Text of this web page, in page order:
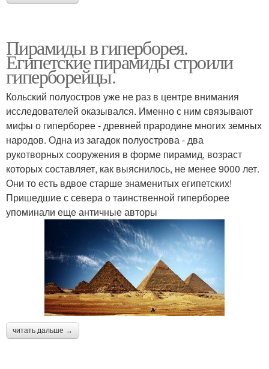
Пирамиды в гиперборея.
Египетские пирамиды строили
гиперборейцы.
Кольский полуостров уже не раз в центре внимания
исследователей оказывался. Именно с ним связывают
мифы о гиперборее - древней прародине многих земных
народов. Одна из загадок полуострова - два
рукотворных сооружения в форме пирамид, возраст
которых составляет, как выяснилось, не менее 9000 лет.
Они то есть вдвое старше знаменитых египетских!
Пришедшие с севера о таинственной гиперборее
упоминали еще античные авторы
читать дальше →